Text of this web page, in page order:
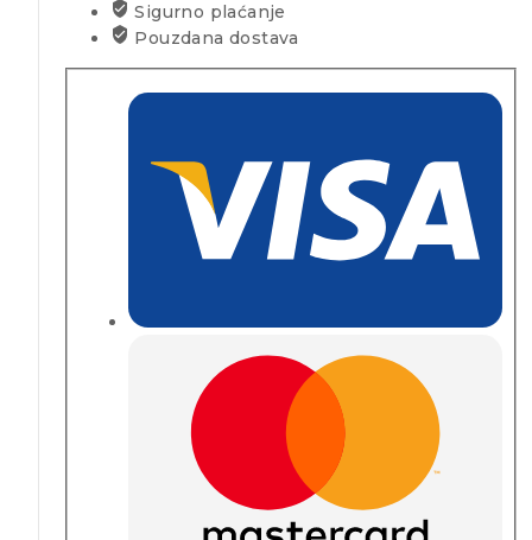
Sigurno plaćanje
Pouzdana dostava